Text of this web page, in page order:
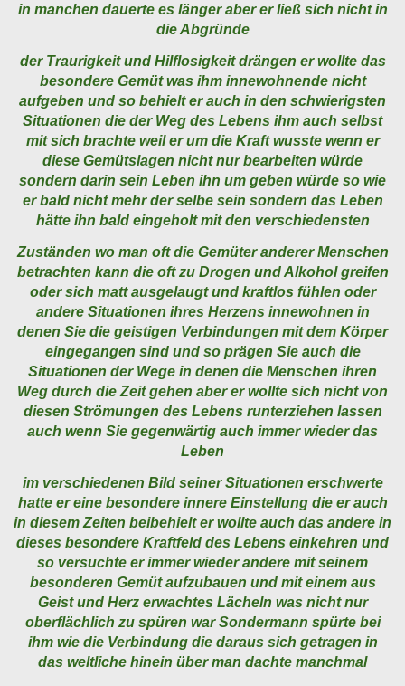
in manchen dauerte es länger aber er ließ sich nicht in
die Abgründe
der Traurigkeit und Hilflosigkeit drängen er wollte das
besondere Gemüt was ihm innewohnende nicht
aufgeben und so behielt er auch in den schwierigsten
Situationen die der Weg des Lebens ihm auch selbst
mit sich brachte weil er um die Kraft wusste wenn er
diese Gemütslagen nicht nur bearbeiten würde
sondern darin sein Leben ihn um geben würde so wie
er bald nicht mehr der selbe sein sondern das Leben
hätte ihn bald eingeholt mit den verschiedensten
Zuständen wo man oft die Gemüter anderer Menschen
betrachten kann die oft zu Drogen und Alkohol greifen
oder sich matt ausgelaugt und kraftlos fühlen oder
andere Situationen ihres Herzens innewohnen in
denen Sie die geistigen Verbindungen mit dem Körper
eingegangen sind und so prägen Sie auch die
Situationen der Wege in denen die Menschen ihren
Weg durch die Zeit gehen aber er wollte sich nicht von
diesen Strömungen des Lebens runterziehen lassen
auch wenn Sie gegenwärtig auch immer wieder das
Leben
im verschiedenen Bild seiner Situationen erschwerte
hatte er eine besondere innere Einstellung die er auch
in diesem Zeiten beibehielt er wollte auch das andere in
dieses besondere Kraftfeld des Lebens einkehren und
so versuchte er immer wieder andere mit seinem
besonderen Gemüt aufzubauen und mit einem aus
Geist und Herz erwachtes Lächeln was nicht nur
oberflächlich zu spüren war Sondermann spürte bei
ihm wie die Verbindung die daraus sich getragen in
das weltliche hinein über man dachte manchmal